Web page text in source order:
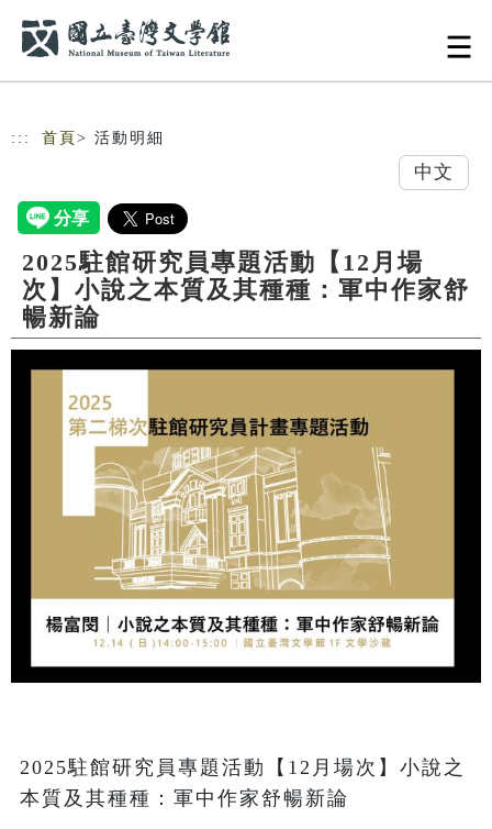
::: 首頁 > 活動明細
中文
2025駐館研究員專題活動【12月場
次】小說之本質及其種種：軍中作家舒
暢新論
2025駐館研究員專題活動【12月場次】小說之
本質及其種種：軍中作家舒暢新論